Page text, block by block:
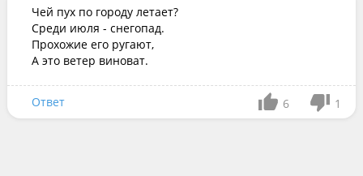
Чей пух по городу летает?
Среди июля - снегопад.
Прохожие его ругают,
А это ветер виноват.
Ответ 6 1